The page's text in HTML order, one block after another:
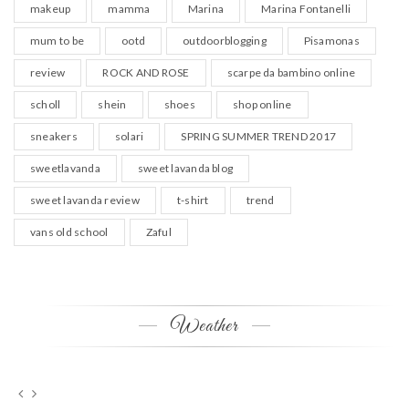
makeup mamma Marina Marina Fontanelli
mum to be ootd outdoorblogging Pisamonas
review ROCK AND ROSE scarpe da bambino online
scholl shein shoes shop online
sneakers solari SPRING SUMMER TREND 2017
sweetlavanda sweet lavanda blog
sweet lavanda review t-shirt trend
vans old school Zaful
Weather